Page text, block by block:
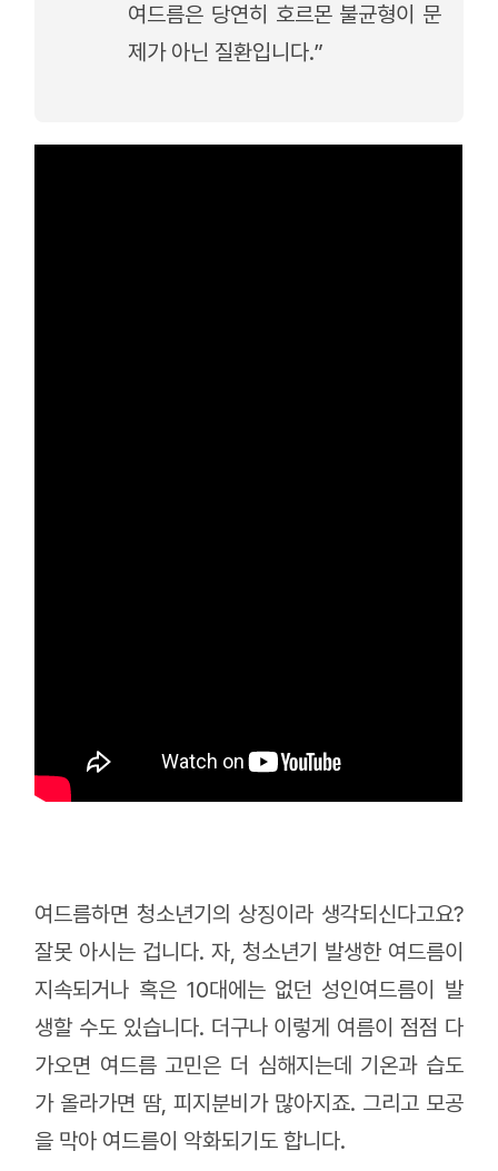
여드름은 당연히 호르몬 불균형이 문
제가 아닌 질환입니다.”
여드름하면 청소년기의 상징이라 생각되신다고요?
잘못 아시는 겁니다. 자, 청소년기 발생한 여드름이
지속되거나 혹은 10대에는 없던 성인여드름이 발
생할 수도 있습니다. 더구나 이렇게 여름이 점점 다
가오면 여드름 고민은 더 심해지는데 기온과 습도
가 올라가면 땀, 피지분비가 많아지죠. 그리고 모공
을 막아 여드름이 악화되기도 합니다.